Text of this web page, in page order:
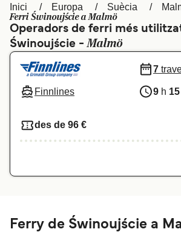
Polska
Schweiz (DE)
Inici Europa Suècia
Ferri Świnoujście a Malmö
Operadors de ferri més
Świnoujście -Malmö
Finnlines
7
9 h 15
des de 96 €
Ferry de Świnoujście a